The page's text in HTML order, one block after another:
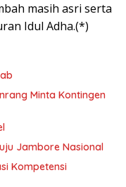
masih asri serta
Idul Adha.(*)
Minta Kontingen
Jambore Nasional
Kompetensi